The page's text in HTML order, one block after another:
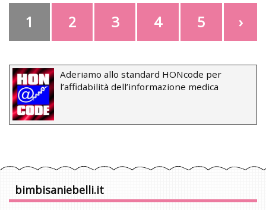
1 2 3 4 5 ›
Aderiamo allo standard HONcode per
l’affidabilità dell’informazione medica
bimbisaniebelli.it